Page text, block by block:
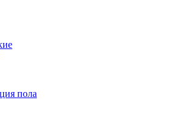
пола